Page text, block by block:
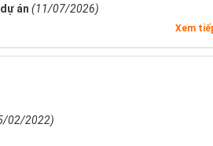
án (11/07/2026)
Xem
02/2022)